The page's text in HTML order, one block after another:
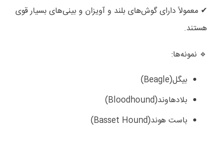
✔ معمولاً دارای گوش‌های بلند و آویزان و بینی‌های بسیار قوی
هستند.
🔹 نمونه‌ها:
بیگل(Beagle)
بلادهاوند(Bloodhound)
باست هوند(Basset Hound)